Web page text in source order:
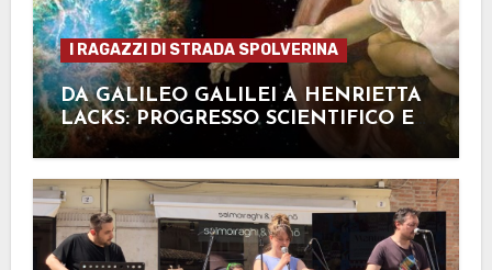
I RAGAZZI DI STRADA SPOLVERINA
DA GALILEO GALILEI A HENRIETTA
LACKS: PROGRESSO SCIENTIFICO ED
ETICA NELLA RICERCA MEDICA